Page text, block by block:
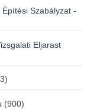
Szabályzat -
Eljarast
(900)